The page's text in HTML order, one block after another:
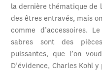
la dernière thématique de
des êtres entravés, mais
comme d’accessoires.
sabres sont des
puissantes, que l’on
D’évidence, Charles Kohl